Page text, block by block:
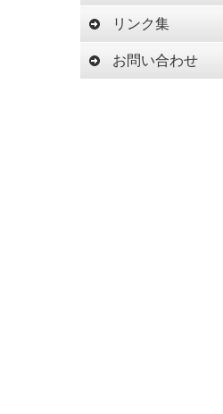
リンク集
お問い合わせ